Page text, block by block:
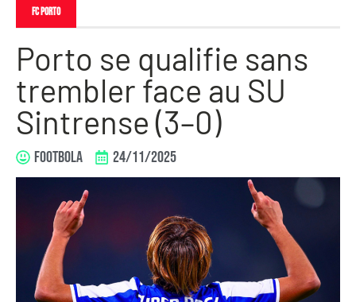
FC Porto
Porto se qualifie sans
trembler face au SU
Sintrense (3–0)
FOOTBOLA 24/11/2025